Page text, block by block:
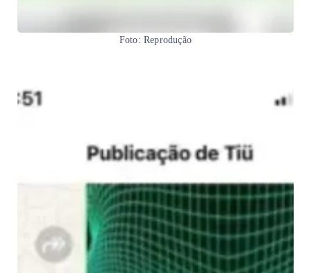
Foto: Reprodução